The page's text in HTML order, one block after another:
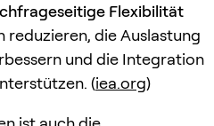
Flexibilität
reduzieren, die Auslastung
und die Integration
(iea.org)